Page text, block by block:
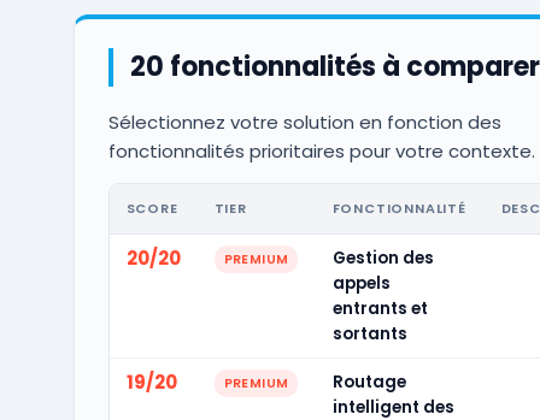
20 fonctionnalités à comparer
Sélectionnez votre solution en fonction des
fonctionnalités prioritaires pour votre contexte.
SCORE TIER FONCTIONNALITÉ
20/20 PREMIUM
Gestion des
appels
entrants et
sortants
19/20 PREMIUM
Routage
intelligent des